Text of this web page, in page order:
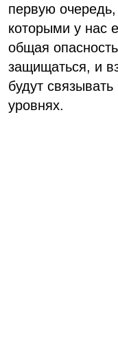
первую
которыми у нас
общая
защищаться, и
будут
уровнях.